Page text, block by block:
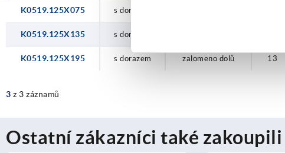
K0519.125X075 s dorazem
K0519.125X135 s dorazem
K0519.125X195 s dorazem zalomeno dolů 13
3 z 3 záznamů
Ostatní zákazníci také zakoupili